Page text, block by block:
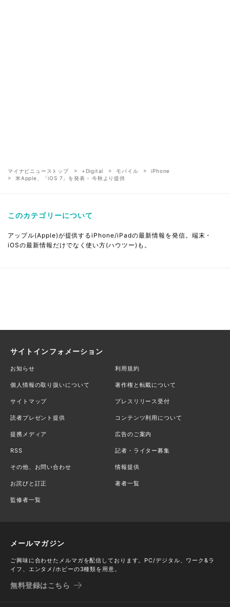
マイナビニューストップ +Digital モバイル
iPhone
米Apple、「iOS 7」を発表 - 今秋より提供
このカテゴリーについて
アップル(Apple)が提供するiPhone/iPadの最新情報を発信。端末・
iOSの最新情報だけでなく使い方(ハウツー)も。
サイトインフォメーション
お知らせ 利用規約
個人情報の取り扱いについて 著作権と転載について
サイトマップ プレスリリース受付
読者プレゼント提供 コンテンツ利用について
提携メディア 広告のご案内
RSS 記者・ライター募集
その他、お問い合わせ 情報提供
お詫びと訂正 著者一覧
監修者一覧
メールマガジン
ご興味に合わせたメルマガを配信しております。PC/デジタル、ワーク&ラ
イフ、エンタメ/ホビーの3種類を用意。
無料登録はこちら